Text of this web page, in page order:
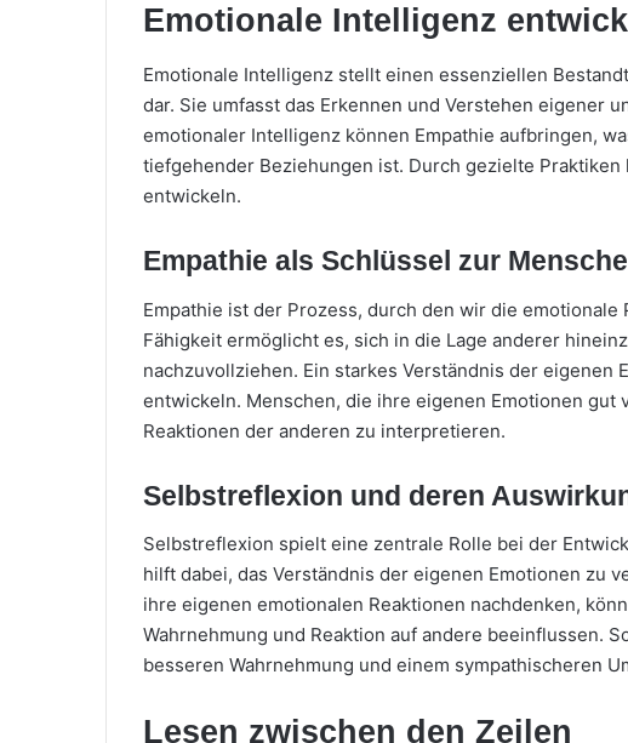
Emotionale Intelligenz
Emotionale Intelligenz stellt einen essenziellen
dar. Sie umfasst das Erkennen und Verstehen eigener
emotionaler Intelligenz können Empathie aufbringen,
tiefgehender Beziehungen ist. Durch gezielte
entwickeln.
Empathie als Schlüssel zur
Empathie ist der Prozess, durch den wir die
Fähigkeit ermöglicht es, sich in die Lage anderer
nachzuvollziehen. Ein starkes Verständnis der eigenen
entwickeln. Menschen, die ihre eigenen Emotionen gut
Reaktionen der anderen zu interpretieren.
Selbstreflexion und deren
Selbstreflexion spielt eine zentrale Rolle bei der
hilft dabei, das Verständnis der eigenen Emotionen zu
ihre eigenen emotionalen Reaktionen nachdenken,
Wahrnehmung und Reaktion auf andere beeinflussen.
besseren Wahrnehmung und einem sympathischeren
Lesen zwischen den Zeilen